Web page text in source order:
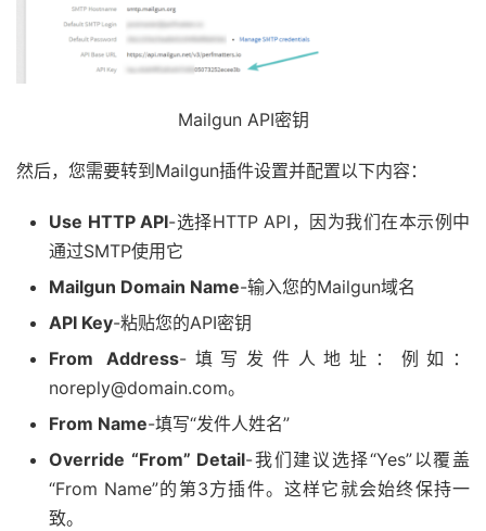
Mailgun API密钥
然后，您需要转到Mailgun插件设置并配置以下内容：
Use HTTP API-选择HTTP API，因为我们在本示例中
通过SMTP使用它
Mailgun Domain Name-输入您的Mailgun域名
API Key-粘贴您的API密钥
From Address-填写发件人地址：例如：
noreply@domain.com。
From Name-填写“发件人姓名”
Override “From” Detail-我们建议选择“Yes”以覆盖
“From Name”的第3方插件。这样它就会始终保持一
致。